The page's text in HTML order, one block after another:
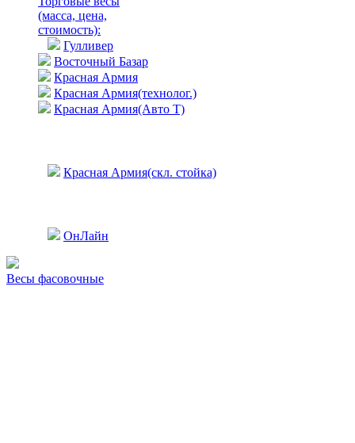
(масса, цена,
стоимость):
Гулливер
Восточный Базар
Красная Армия
Красная Армия(технолог.)
Красная Армия(Авто Т)
Красная Армия(скл. стойка)
ОнЛайн
Весы фасовочные